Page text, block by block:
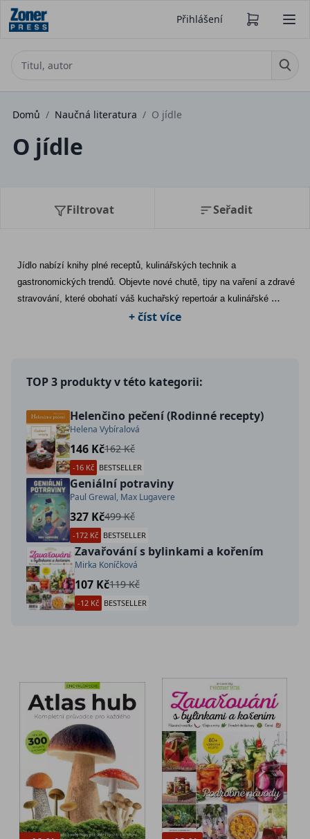
Přihlášení
Domů / Naučná literatura / O jídle
O jídle
Filtrovat Seřadit
Jídlo nabízí knihy plné receptů, kulinářských technik a
gastronomických trendů. Objevte nové chutě, tipy na vaření a zdravé
stravování, které obohatí váš kuchařský repertoár a kulinářské
+ číst více
TOP 3 produkty v této kategorii:
Helenčino pečení (Rodinné recepty)
Helena Vybíralová
146 Kč162 Kč
-16 Kč BESTSELLER
Geniální potraviny
Paul Grewal, Max Lugavere
327 Kč499 Kč
-172 Kč BESTSELLER
Zavařování s bylinkami a kořením
Mirka Koníčková
107 Kč119 Kč
-12 Kč BESTSELLER